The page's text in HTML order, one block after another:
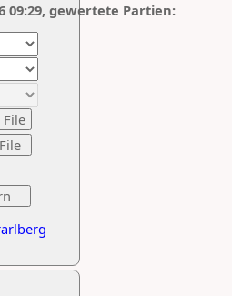
09:29, gewertete Partien: